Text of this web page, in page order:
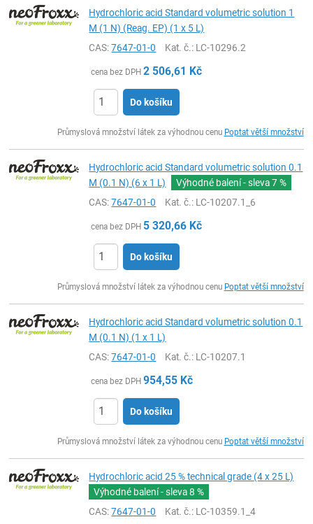
Hydrochloric acid Standard volumetric solution 1
M (1 N) (Reag. EP) (1 x 5 L)
CAS:7647-01-0 Kat. č.: LC-10296.2
cena bez DPH 2 506,61 Kč
Do košíku
Průmyslová množství látek za výhodnou cenu Poptat větší množství
Hydrochloric acid Standard volumetric solution 0.1
M (0.1 N) (6 x 1 L)
Výhodné balení - sleva7 %
CAS:7647-01-0 Kat. č.: LC-10207.1_6
cena bez DPH 5 320,66 Kč
Do košíku
Průmyslová množství látek za výhodnou cenu Poptat větší množství
Hydrochloric acid Standard volumetric solution 0.1
M (0.1 N) (1 x 1 L)
CAS:7647-01-0 Kat. č.: LC-10207.1
cena bez DPH 954,55 Kč
Do košíku
Průmyslová množství látek za výhodnou cenu Poptat větší množství
Hydrochloric acid 25 % technical grade (4 x 25 L)
Výhodné balení - sleva8 %
CAS:7647-01-0 Kat. č.: LC-10359.1_4